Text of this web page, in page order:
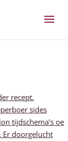
recept.
sides
tijdschema’s oe
Er doorgelucht